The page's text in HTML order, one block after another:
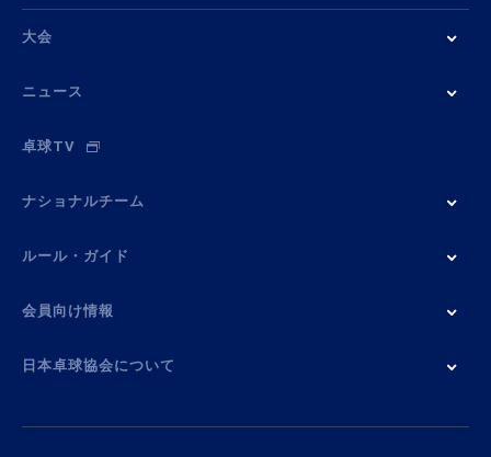
大会
ニュース
卓球TV
ナショナルチーム
ルール・ガイド
会員向け情報
日本卓球協会について